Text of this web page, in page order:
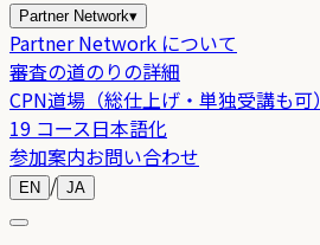
Partner Network▾
Partner Network について
審査の道のりの詳細
CPN道場（総仕上げ・単独受講も可）
19 コース日本語化
参加案内お問い合わせ
EN / JA